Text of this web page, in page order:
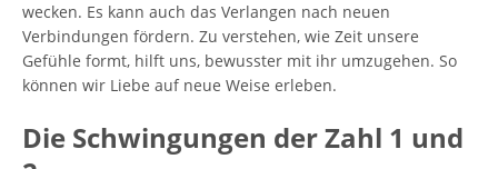
wecken. Es kann auch das Verlangen nach neuen
Verbindungen fördern. Zu verstehen, wie Zeit unsere
Gefühle formt, hilft uns, bewusster mit ihr umzugehen. So
können wir Liebe auf neue Weise erleben.
Die Schwingungen der Zahl 1 und